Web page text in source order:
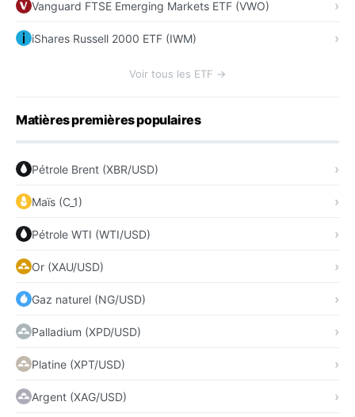
Vanguard FTSE Emerging Markets ETF (VWO)
iShares Russell 2000 ETF (IWM)
Voir tous les ETF →
Matières premières populaires
Pétrole Brent (XBR/USD)
Maïs (C_1)
Pétrole WTI (WTI/USD)
Or (XAU/USD)
Gaz naturel (NG/USD)
Palladium (XPD/USD)
Platine (XPT/USD)
Argent (XAG/USD)